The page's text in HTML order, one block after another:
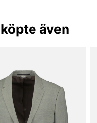
även